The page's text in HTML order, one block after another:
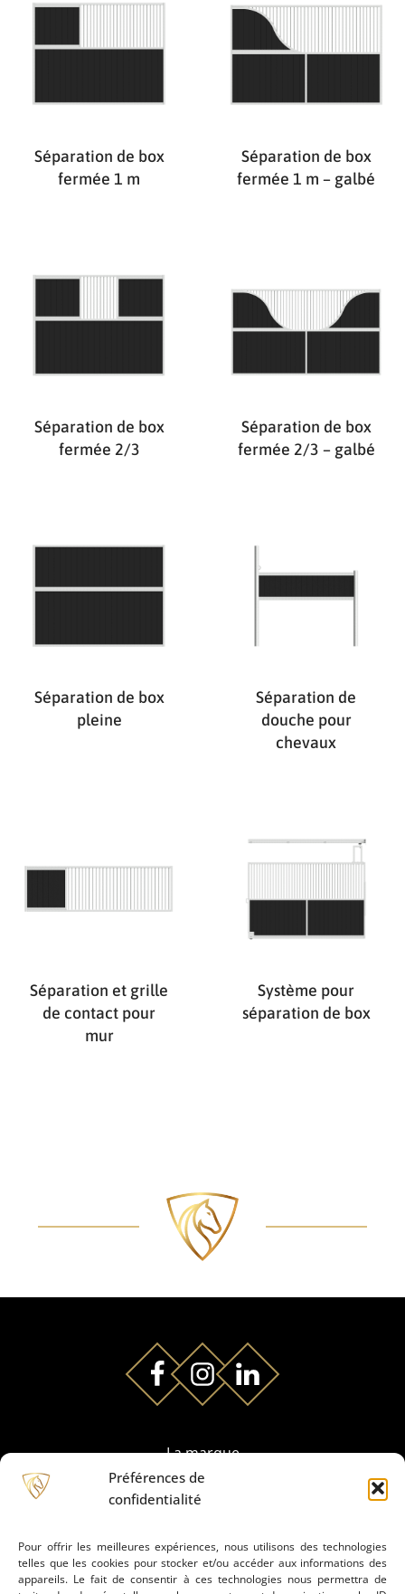
Préférences de
confidentialité
Pour offrir les meilleures expériences, nous utilisons des technologies
telles que les cookies pour stocker et/ou accéder aux informations des
appareils. Le fait de consentir à ces technologies nous permettra de
Séparation de box
fermée 1 m
Séparation de box
fermée 1 m – galbé
Séparation de box
fermée 2/3
Séparation de box
fermée 2/3 – galbé
Séparation de box
pleine
Séparation de
douche pour
chevaux
Séparation et grille
de contact pour
mur
Système pour
séparation de box
La marque
Prestation de montage